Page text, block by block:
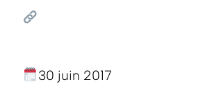
30 juin 2017